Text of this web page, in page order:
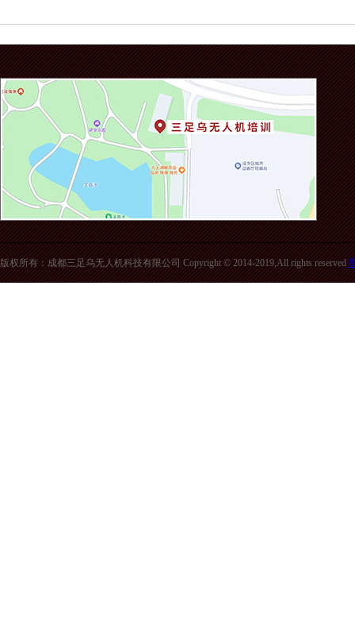
版权所有：成都三足乌无人机科技有限公司 Copyright © 2014-2019,All rights reserved